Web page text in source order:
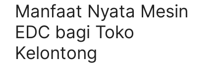
Manfaat Nyata Mesin
EDC bagi Toko
Kelontong